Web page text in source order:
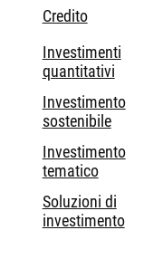
Credito
Investimenti
quantitativi
Investimento
sostenibile
Investimento
tematico
Soluzioni di
investimento